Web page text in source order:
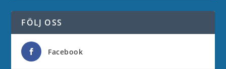
FÖLJ OSS
Facebook